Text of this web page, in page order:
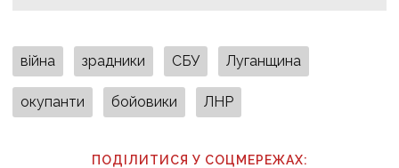
війна зрадники СБУ Луганщина
окупанти бойовики ЛНР
ПОДІЛИТИСЯ У СОЦМЕРЕЖАХ: